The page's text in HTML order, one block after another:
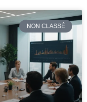
NON CLASSÉ